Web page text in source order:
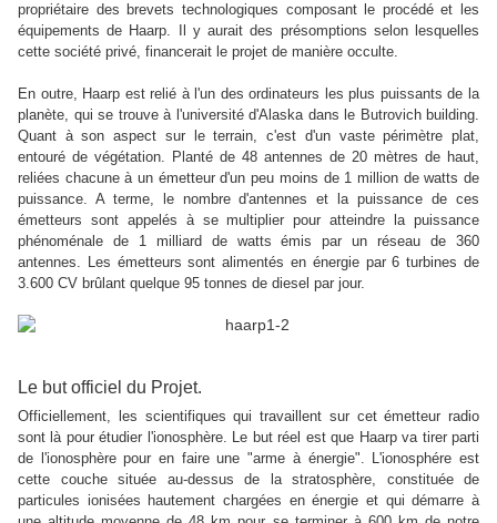
propriétaire des brevets technologiques composant le procédé et les
équipements de Haarp. Il y aurait des présomptions selon lesquelles
cette société privé, financerait le projet de manière occulte.
En outre, Haarp est relié à l'un des ordinateurs les plus puissants de la
planète, qui se trouve à l'université d'Alaska dans le Butrovich building.
Quant à son aspect sur le terrain, c'est d'un vaste périmètre plat,
entouré de végétation. Planté de 48 antennes de 20 mètres de haut,
reliées chacune à un émetteur d'un peu moins de 1 million de watts de
puissance. A terme, le nombre d'antennes et la puissance de ces
émetteurs sont appelés à se multiplier pour atteindre la puissance
phénoménale de 1 milliard de watts émis par un réseau de 360
antennes. Les émetteurs sont alimentés en énergie par 6 turbines de
3.600 CV brûlant quelque 95 tonnes de diesel par jour.
Le but officiel du Projet.
Officiellement, les scientifiques qui travaillent sur cet émetteur radio
sont là pour étudier l'ionosphère. Le but réel est que Haarp va tirer parti
de l'ionosphère pour en faire une "arme à énergie". L'ionosphére est
cette couche située au-dessus de la stratosphère, constituée de
particules ionisées hautement chargées en énergie et qui démarre à